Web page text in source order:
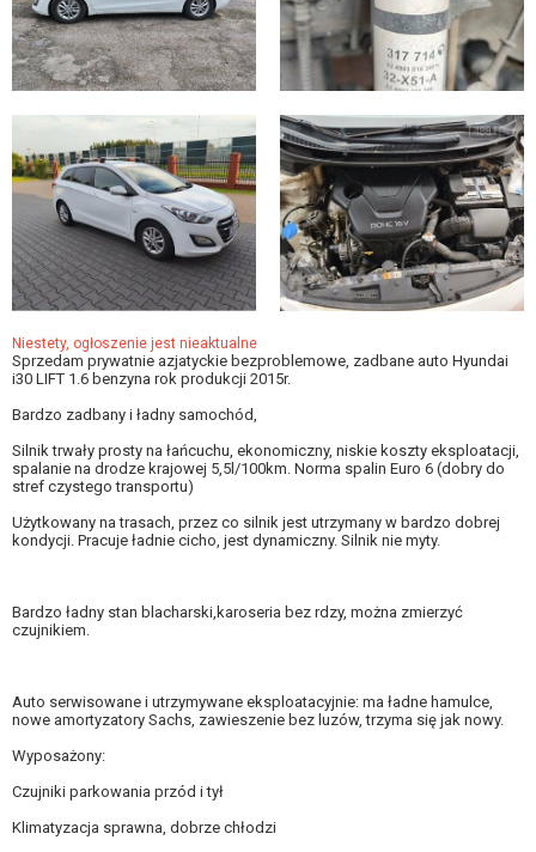
Niestety, ogłoszenie jest nieaktualne
Sprzedam prywatnie azjatyckie bezproblemowe, zadbane auto Hyundai
i30 LIFT 1.6 benzyna rok produkcji 2015r.
Bardzo zadbany i ładny samochód,
Silnik trwały prosty na łańcuchu, ekonomiczny, niskie koszty eksploatacji,
spalanie na drodze krajowej 5,5l/100km. Norma spalin Euro 6 (dobry do
stref czystego transportu)
Użytkowany na trasach, przez co silnik jest utrzymany w bardzo dobrej
kondycji. Pracuje ładnie cicho, jest dynamiczny. Silnik nie myty.
Bardzo ładny stan blacharski,karoseria bez rdzy, można zmierzyć
czujnikiem.
Auto serwisowane i utrzymywane eksploatacyjnie: ma ładne hamulce,
nowe amortyzatory Sachs, zawieszenie bez luzów, trzyma się jak nowy.
Wyposażony:
Czujniki parkowania przód i tył
Klimatyzacja sprawna, dobrze chłodzi